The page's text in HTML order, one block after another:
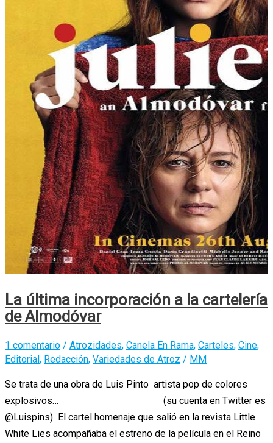
La última incorporación a la cartelería
de Almodóvar
1 comentario / Atrozidades, Canela En Rama, Carteles, Cine,
Editorial, Redacción, Variedades de Atroz / MM
Se trata de una obra de Luis Pinto artista pop de colores
explosivos… (su cuenta en Twitter es
@Luispins) El cartel homenaje que salió en la revista Little
White Lies acompañaba el estreno de la película en el Reino